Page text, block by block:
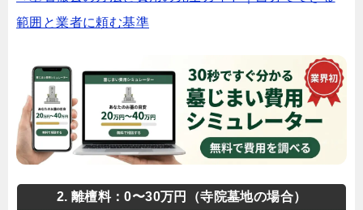
範囲と業者に頼む基準
2. 離檀料：0〜30万円（寺院墓地の場合）